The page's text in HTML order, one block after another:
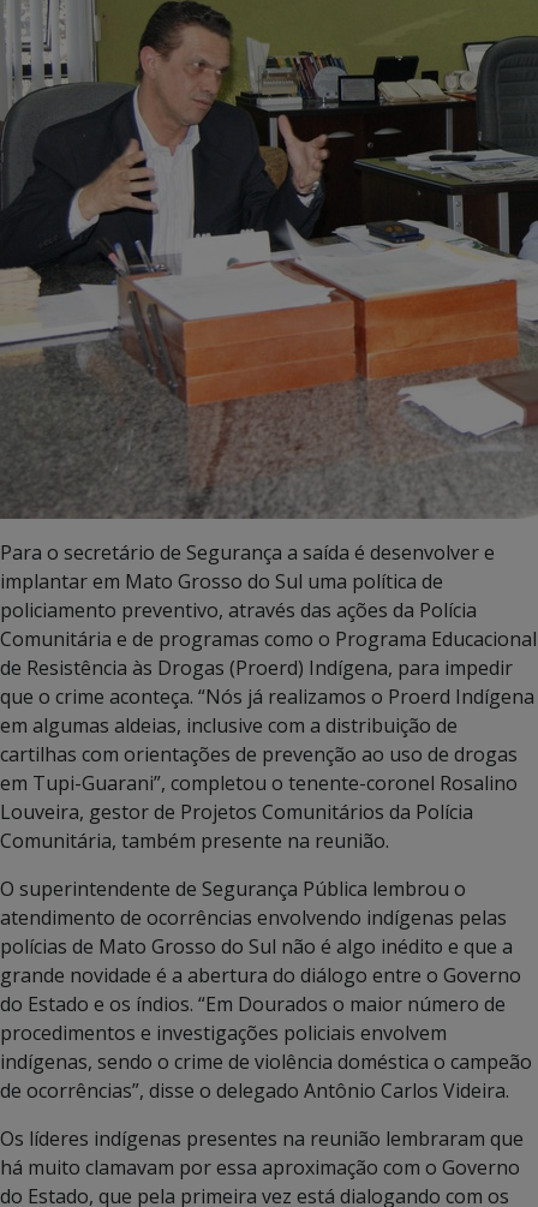
Para o secretário de Segurança a saída é desenvolver e
implantar em Mato Grosso do Sul uma política de
policiamento preventivo, através das ações da Polícia
Comunitária e de programas como o Programa Educacional
de Resistência às Drogas (Proerd) Indígena, para impedir
que o crime aconteça. “Nós já realizamos o Proerd Indígena
em algumas aldeias, inclusive com a distribuição de
cartilhas com orientações de prevenção ao uso de drogas
em Tupi-Guarani”, completou o tenente-coronel Rosalino
Louveira, gestor de Projetos Comunitários da Polícia
Comunitária, também presente na reunião.
O superintendente de Segurança Pública lembrou o
atendimento de ocorrências envolvendo indígenas pelas
polícias de Mato Grosso do Sul não é algo inédito e que a
grande novidade é a abertura do diálogo entre o Governo
do Estado e os índios. “Em Dourados o maior número de
procedimentos e investigações policiais envolvem
indígenas, sendo o crime de violência doméstica o campeão
de ocorrências”, disse o delegado Antônio Carlos Videira.
Os líderes indígenas presentes na reunião lembraram que
há muito clamavam por essa aproximação com o Governo
do Estado, que pela primeira vez está dialogando com os